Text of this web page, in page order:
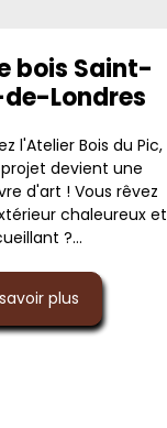
bois Saint-
Londres
l'Atelier Bois du Pic,
devient une
d'art ! Vous rêvez
chaleureux et
?...
plus